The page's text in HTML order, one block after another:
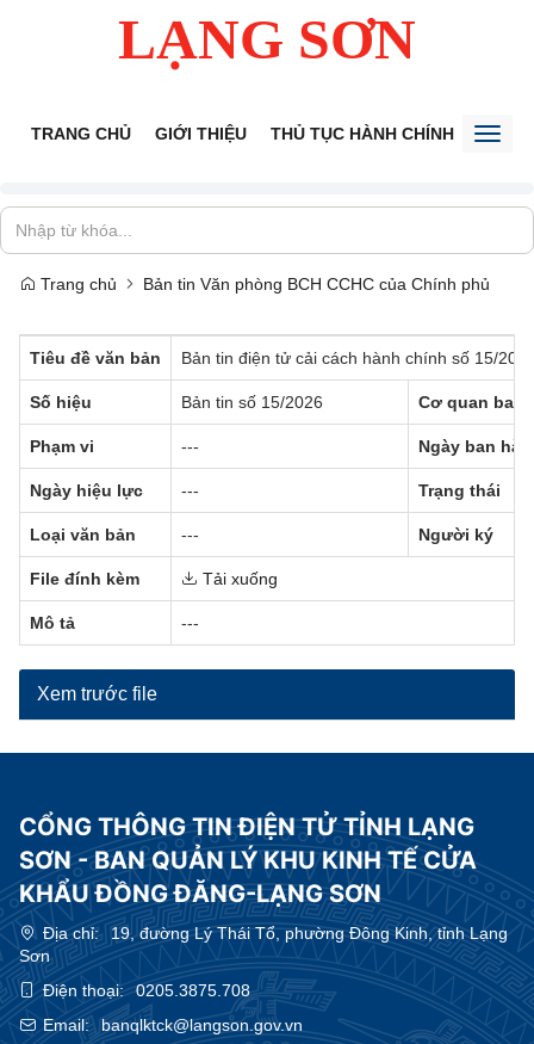
LẠNG SƠN
TRANG CHỦ GIỚI THIỆU THỦ TỤC HÀNH CHÍNH TIẾP
Trang chủ Bản tin Văn phòng BCH CCHC của Chính phủ
Tiêu đề văn bản Bản tin điện tử cải cách hành chính số 15/
Số hiệu Bản tin số 15/2026 Cơ quan ban
Phạm vi --- Ngày ban
Ngày hiệu lực --- Trạng thái
Loại văn bản --- Người ký
File đính kèm Tải xuống
Mô tả ---
Xem trước file
CỔNG THÔNG TIN ĐIỆN TỬ TỈNH LẠNG
SƠN - BAN QUẢN LÝ KHU KINH TẾ CỬA
KHẨU ĐỒNG ĐĂNG-LẠNG SƠN
Địa chỉ:
19, đường Lý Thái Tổ, phường Đông Kinh, tỉnh Lạng
Sơn
Điện thoại:
0205.3875.708
Email:
banqlktck@langson.gov.vn